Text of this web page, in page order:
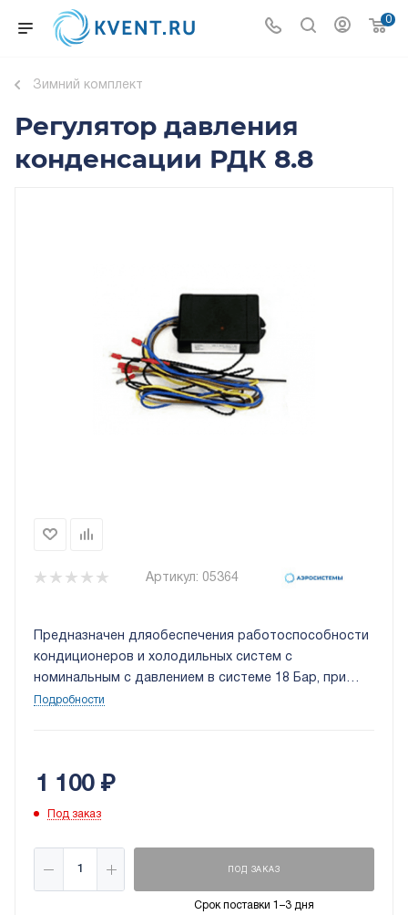
0
Зимний комплект
Регулятор давления
конденсации РДК 8.8
Артикул: 05364
Предназначен дляобеспечения работоспособности
кондиционеров и холодильных систем с
номинальным с давлением в системе 18 Бар, при
температуре наружного воздуха до -40°С.
Подробности
1 100₽
Под заказ
ПОД ЗАКАЗ
Срок поставки 1–3 дня